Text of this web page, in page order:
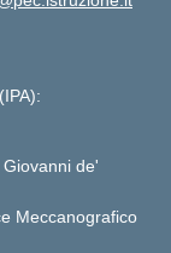
de'
Meccanografico